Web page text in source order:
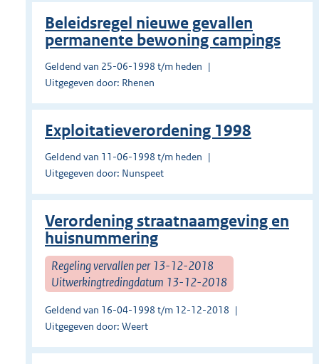
Beleidsregel nieuwe gevallen
permanente bewoning campings
Geldend van 25-06-1998 t/m heden
Uitgegeven door: Rhenen
Exploitatieverordening 1998
Geldend van 11-06-1998 t/m heden
Uitgegeven door: Nunspeet
Verordening straatnaamgeving en
huisnummering
Regeling vervallen per 13-12-2018
Uitwerkingtredingdatum 13-12-2018
Geldend van 16-04-1998 t/m 12-12-2018
Uitgegeven door: Weert